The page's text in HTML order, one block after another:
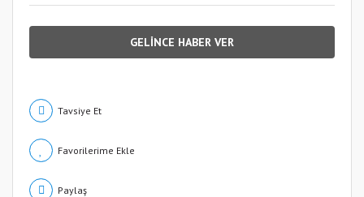
GELİNCE HABER VER
Tavsiye Et
Paylaş